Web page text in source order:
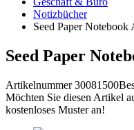
Notizbücher
Seed Paper Notebook
Seed Paper
Artikelnummer 30081500
Möchten Sie diesen Artikel
kostenloses Muster an!